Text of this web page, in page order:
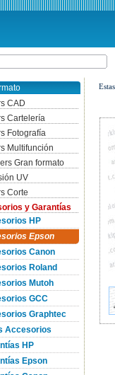
CAD
Cartelería
Fotografía
Multifunción
Gran formato
UV
Corte
y Garantías
HP
Epson
Canon
Roland
Mutoh
GCC
Graphtec
Accesorios
HP
Epson